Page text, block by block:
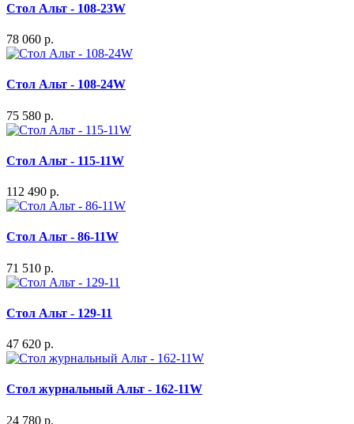
Стол Альт - 108-23W
78 060 р.
Стол Альт - 108-24W
75 580 р.
Стол Альт - 115-11W
112 490 р.
Стол Альт - 86-11W
71 510 р.
Стол Альт - 129-11
47 620 р.
Стол журнальный Альт - 162-11W
24 780 р.